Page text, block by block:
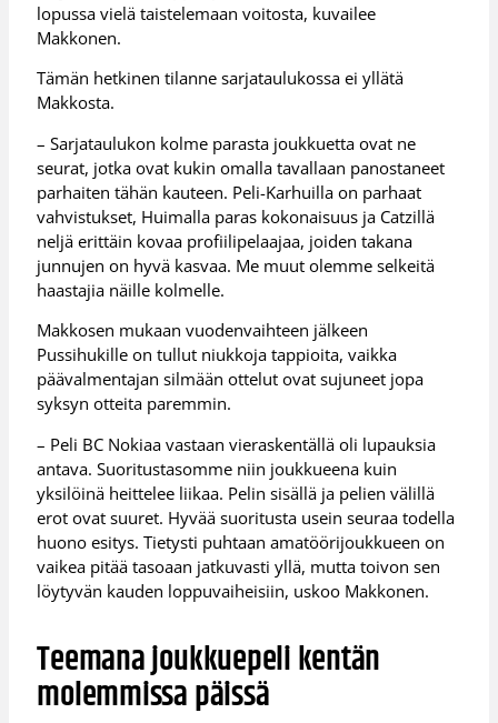
lopussa vielä taistelemaan voitosta, kuvailee
Makkonen.
Tämän hetkinen tilanne sarjataulukossa ei yllätä
Makkosta.
– Sarjataulukon kolme parasta joukkuetta ovat ne
seurat, jotka ovat kukin omalla tavallaan panostaneet
parhaiten tähän kauteen. Peli-Karhuilla on parhaat
vahvistukset, Huimalla paras kokonaisuus ja Catzillä
neljä erittäin kovaa profiilipelaajaa, joiden takana
junnujen on hyvä kasvaa. Me muut olemme selkeitä
haastajia näille kolmelle.
Makkosen mukaan vuodenvaihteen jälkeen
Pussihukille on tullut niukkoja tappioita, vaikka
päävalmentajan silmään ottelut ovat sujuneet jopa
syksyn otteita paremmin.
– Peli BC Nokiaa vastaan vieraskentällä oli lupauksia
antava. Suoritustasomme niin joukkueena kuin
yksilöinä heittelee liikaa. Pelin sisällä ja pelien välillä
erot ovat suuret. Hyvää suoritusta usein seuraa todella
huono esitys. Tietysti puhtaan amatöörijoukkueen on
vaikea pitää tasoaan jatkuvasti yllä, mutta toivon sen
löytyvän kauden loppuvaiheisiin, uskoo Makkonen.
Teemana joukkuepeli kentän
molemmissa päissä